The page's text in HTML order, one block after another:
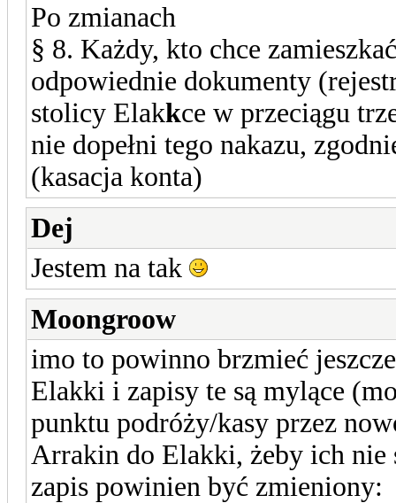
Po zmianach
§ 8. Każdy, kto chce
odpowiednie dokumenty
stolicy Elakkce w przeciągu
nie dopełni tego nakazu,
(kasacja konta)
Dej
Jestem na tak
Moongroow
imo to powinno brzmieć
Elakki i zapisy te są mylące
punktu podróży/kasy przez
Arrakin do Elakki, żeby ich nie
zapis powinien być zmieniony: